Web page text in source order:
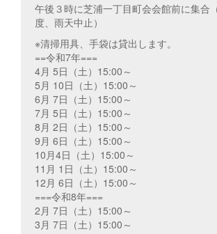
午後３時に芝浦一丁目町会会館前に集合
度、雨天中止）
※清掃用具、手袋は貸出します。
==令和7年===
4月 5日（土）15:00～
5月 10日（土）15:00～
6月 7日（土）15:00～
7月 5日（土）15:00～
8月 2日（土）15:00～
9月 6日（土）15:00～
10月4日（土）15:00～
11月 1日（土）15:00～
12月 6日（土）15:00～
===令和8年===
2月 7日（土）15:00～
3月 7日（土）15:00～